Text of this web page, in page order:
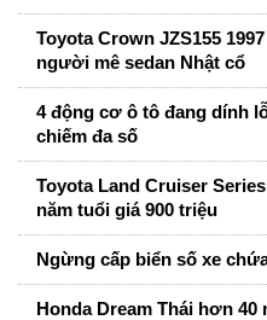
Toyota Crown JZS155
người mê sedan Nhật cổ
4 động cơ ô tô đang dính
chiếm đa số
Toyota Land Cruiser
năm tuổi giá 900 triệu
Ngừng cấp biển số xe
Honda Dream Thái hơn